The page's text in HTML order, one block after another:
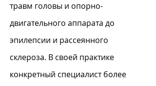
травм головы и опорно-
двигательного аппарата до
эпилепсии и рассеянного
склероза. В своей практике
конкретный специалист более